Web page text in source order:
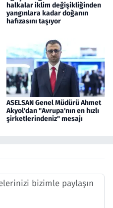
halkalar iklim değişikliğinden
yangınlara kadar doğanın
hafızasını taşıyor
ASELSAN Genel Müdürü Ahmet
Akyol'dan "Avrupa'nın en hızlı
şirketlerindeniz" mesajı